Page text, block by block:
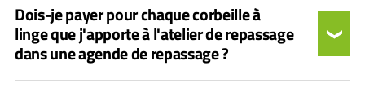
Dois-je payer pour chaque corbeille à
linge que j'apporte à l'atelier de repassage
dans une agende de repassage ?